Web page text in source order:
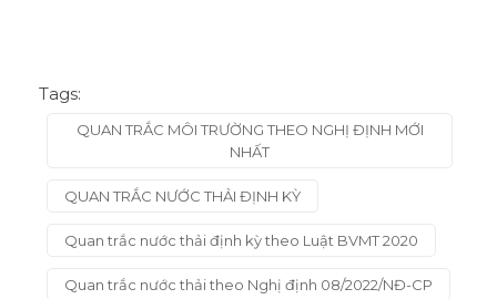
Tags:
QUAN TRẮC MÔI TRƯỜNG THEO NGHỊ ĐỊNH MỚI
NHẤT
QUAN TRẮC NƯỚC THẢI ĐỊNH KỲ
Quan trắc nước thải định kỳ theo Luật BVMT 2020
Quan trắc nước thải theo Nghị định 08/2022/NĐ-CP